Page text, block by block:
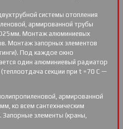
системы отопления
армированной трубы
Монтаж алюминиевых
Монтаж запорных элементов
Под каждое окно
один алюминиевый радиатор
(теплоотдача секции при t =70 С —
армированной
ко всем сантехническим
Запорные элементы (краны,